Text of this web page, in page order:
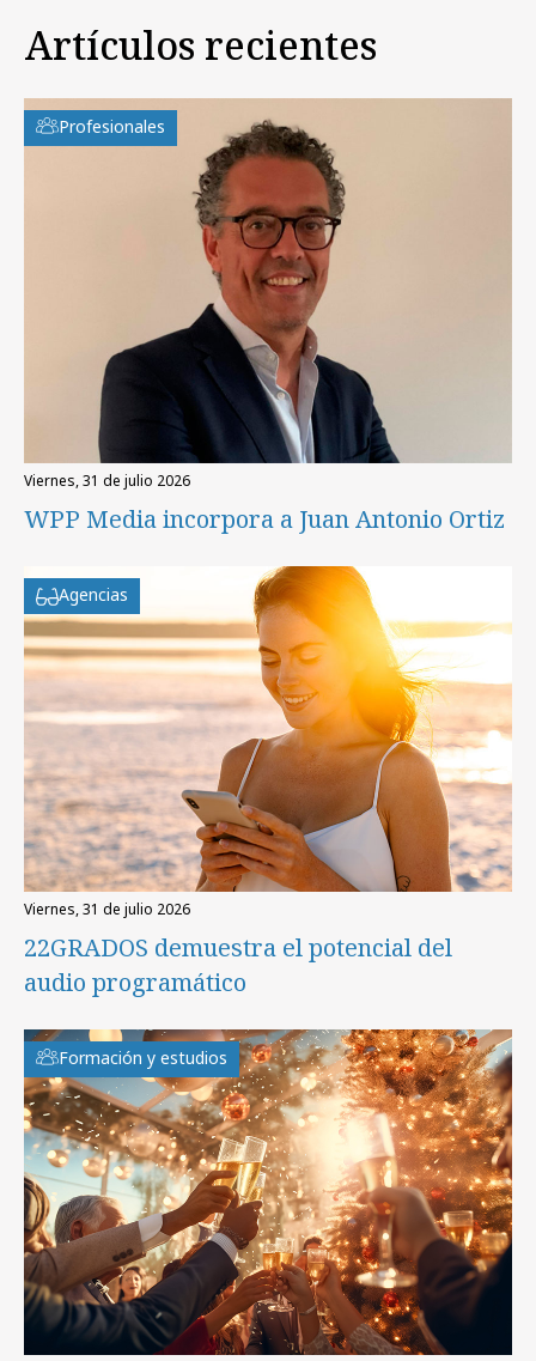
Artículos recientes
Profesionales
viernes, 31 de julio 2026
WPP Media incorpora a Juan Antonio Ortiz
Agencias
viernes, 31 de julio 2026
22GRADOS demuestra el potencial del
audio programático
Formación y estudios